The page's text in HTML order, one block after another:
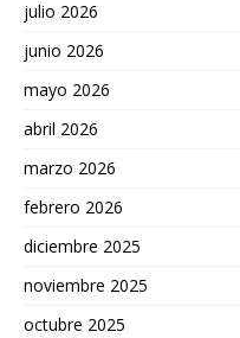
julio 2026
junio 2026
mayo 2026
abril 2026
marzo 2026
febrero 2026
diciembre 2025
noviembre 2025
octubre 2025